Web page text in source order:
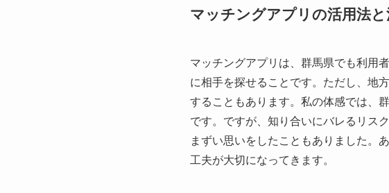
マッチングアプリの活用法と
マッチングアプリは、群馬県でも利用
に相手を探せることです。ただし、地
することもあります。私の体感では、
です。ですが、知り合いにバレるリス
まずい思いをしたこともありました。
工夫が大切になってきます。